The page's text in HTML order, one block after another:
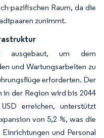
pazifischen Raum, da die
zunimmt.
ausgebaut, um dem
und Wartungsarbeiten zu
erforderten. Der
der Region wird bis 2044
erreichen, unterstützt
von 5,2 %, was die
und Personal